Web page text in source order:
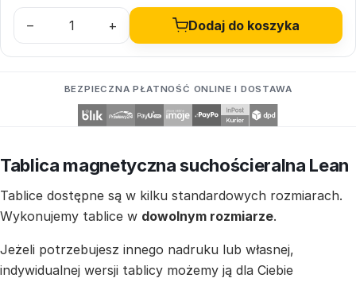
– + Dodaj do koszyka
BEZPIECZNA PŁATNOŚĆ ONLINE I DOSTAWA
Tablica magnetyczna suchościeralna Lean
Tablice dostępne są w kilku standardowych rozmiarach.
Wykonujemy tablice w dowolnym rozmiarze.
Jeżeli potrzebujesz innego nadruku lub własnej,
indywidualnej wersji tablicy możemy ją dla Ciebie